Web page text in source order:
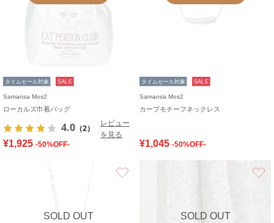
タイムセール対象 SALE
Samansa Mos2
ローカルズ巾着バッグ
4.0 （2）
レビュー
を見る
¥1,925 -50%OFF-
タイムセール対象 SALE
Samansa Mos2
カーブモチーフネックレス
¥1,045 -50%OFF-
SOLD OUT SOLD OUT